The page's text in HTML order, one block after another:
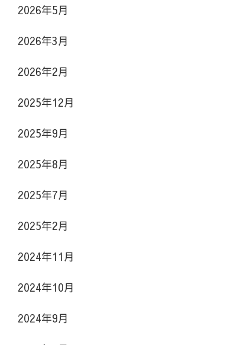
2026年5月
2026年3月
2026年2月
2025年12月
2025年9月
2025年8月
2025年7月
2025年2月
2024年11月
2024年10月
2024年9月